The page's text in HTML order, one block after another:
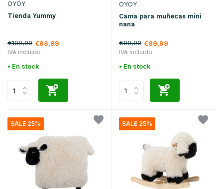
OYOY
Tienda Yummy
€109,99 €98,99
IVA incluido
• En stock
OYOY
Cama para muñecas mini
nana
€99,99 €89,99
IVA incluido
• En stock
SALE 25% SALE 25%